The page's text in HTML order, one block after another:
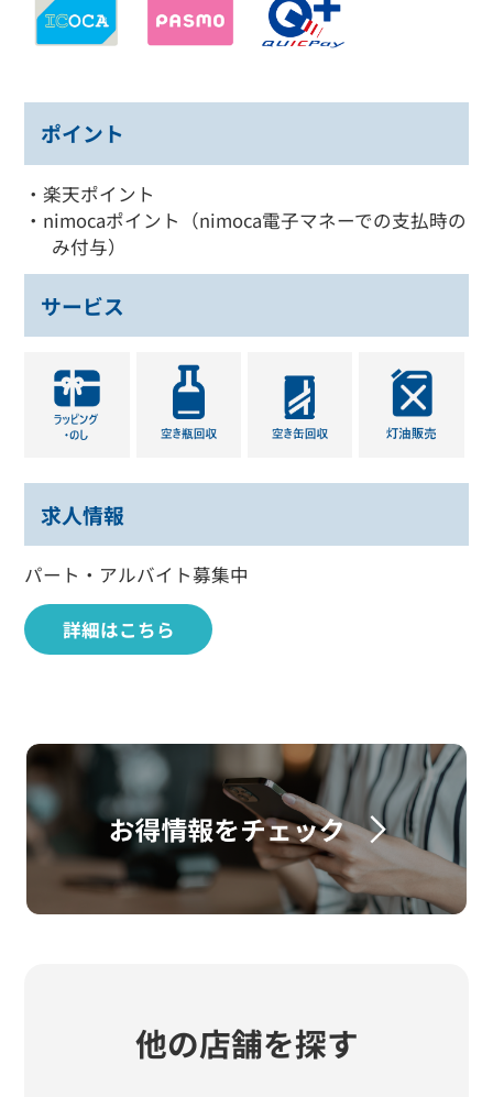
ポイント
・楽天ポイント
・nimocaポイント（nimoca電子マネーでの支払時の
み付与）
サービス
求人情報
パート・アルバイト募集中
詳細はこちら
他の店舗を探す